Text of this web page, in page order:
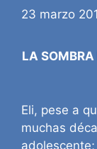
23 marzo
LA SOMBRA
Eli, pese a
muchas